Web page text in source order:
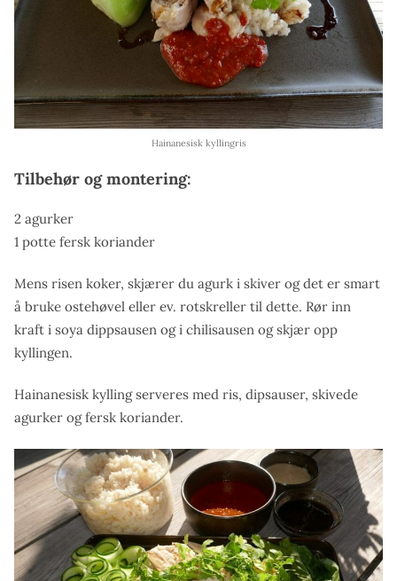
Hainanesisk kyllingris
Tilbehør og montering:
2 agurker
1 potte fersk koriander
Mens risen koker, skjærer du agurk i skiver og det er smart
å bruke ostehøvel eller ev. rotskreller til dette. Rør inn
kraft i soya dippsausen og i chilisausen og skjær opp
kyllingen.
Hainanesisk kylling serveres med ris, dipsauser, skivede
agurker og fersk koriander.